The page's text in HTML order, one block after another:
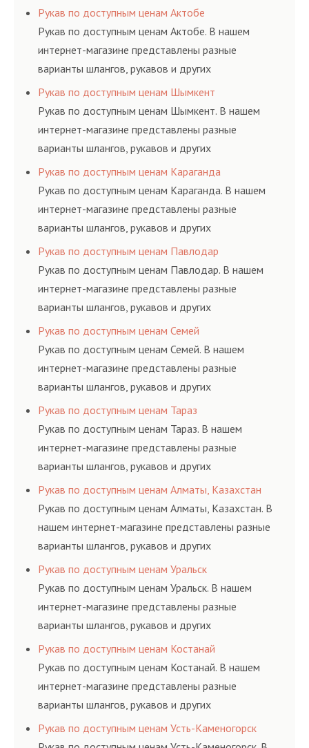
резинотехнических изделий, соответствующих
ГОСТам, техническим условиям и нормативам.
Рукав по доступным ценам Актобе
Рукав по доступным ценам Актобе. В нашем
интернет-магазине представлены разные
варианты шлангов, рукавов и других
резинотехнических изделий, соответствующих
ГОСТам, техническим условиям и нормативам.
Рукав по доступным ценам Шымкент
Рукав по доступным ценам Шымкент. В нашем
интернет-магазине представлены разные
варианты шлангов, рукавов и других
резинотехнических изделий, соответствующих
ГОСТам, техническим условиям и нормативам.
Рукав по доступным ценам Караганда
Рукав по доступным ценам Караганда. В нашем
интернет-магазине представлены разные
варианты шлангов, рукавов и других
резинотехнических изделий, соответствующих
ГОСТам, техническим условиям и нормативам.
Рукав по доступным ценам Павлодар
Рукав по доступным ценам Павлодар. В нашем
интернет-магазине представлены разные
варианты шлангов, рукавов и других
резинотехнических изделий, соответствующих
ГОСТам, техническим условиям и нормативам.
Рукав по доступным ценам Семей
Рукав по доступным ценам Семей. В нашем
интернет-магазине представлены разные
варианты шлангов, рукавов и других
резинотехнических изделий, соответствующих
ГОСТам, техническим условиям и нормативам.
Рукав по доступным ценам Тараз
Рукав по доступным ценам Тараз. В нашем
интернет-магазине представлены разные
варианты шлангов, рукавов и других
резинотехнических изделий, соответствующих
ГОСТам, техническим условиям и нормативам.
Рукав по доступным ценам Алматы, Казахстан
Рукав по доступным ценам Алматы, Казахстан. В
нашем интернет-магазине представлены разные
варианты шлангов, рукавов и других
резинотехнических изделий, соответствующих
ГОСТам, техническим условиям и нормативам.
Рукав по доступным ценам Уральск
Рукав по доступным ценам Уральск. В нашем
интернет-магазине представлены разные
варианты шлангов, рукавов и других
резинотехнических изделий, соответствующих
ГОСТам, техническим условиям и нормативам.
Рукав по доступным ценам Костанай
Рукав по доступным ценам Костанай. В нашем
интернет-магазине представлены разные
варианты шлангов, рукавов и других
резинотехнических изделий, соответствующих
ГОСТам, техническим условиям и нормативам.
Рукав по доступным ценам Усть-Каменогорск